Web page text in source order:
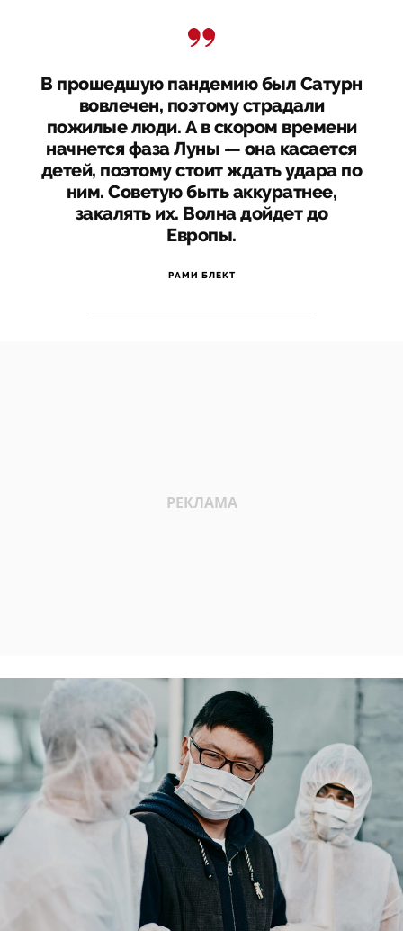
В прошедшую пандемию был Сатурн
вовлечен, поэтому страдали
пожилые люди. А в скором времени
начнется фаза Луны — она касается
детей, поэтому стоит ждать удара по
ним. Советую быть аккуратнее,
закалять их. Волна дойдет до
Европы.
РАМИ БЛЕКТ